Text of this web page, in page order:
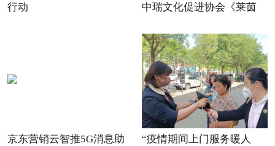
行动
中瑞文化促进协会《莱茵
京东营销云智推5G消息助
“疫情期间上门服务暖人